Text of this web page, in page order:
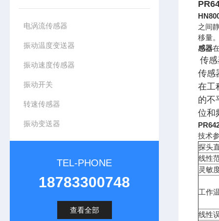
电涡流传感器
振动温度变送器
振动速度传感器
振动开关
转速传感器
振动变送器
TEL-PHONE
18783300748
查看全部
之间
移量
感器
传
传感
在工
的不
位和
技术
探头
线性
灵敏
工作
线性